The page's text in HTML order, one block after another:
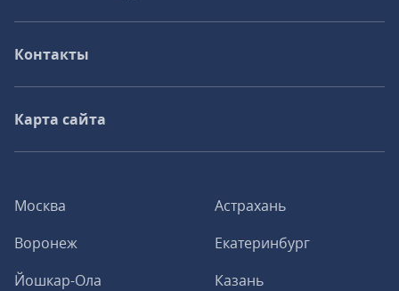
Москва
Астрахань
Воронеж
Екатеринбург
Йошкар-Ола
Казань
Контакты
Карта сайта